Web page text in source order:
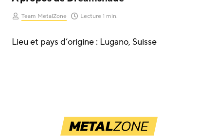
Team MetalZone Lecture 1 min.
Lieu et pays d’origine : Lugano, Suisse